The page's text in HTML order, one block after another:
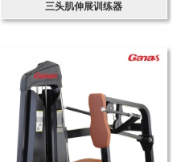
三头肌伸展训练器